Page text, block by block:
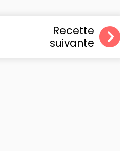
Recette
suivante